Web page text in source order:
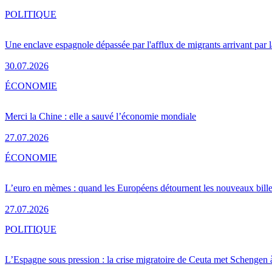
Une enclave espagnole dépassée par l'afflux de migrants arrivant par
30.07.2026
POLITIQUE
Merci la Chine : elle a sauvé l’économie mondiale
27.07.2026
ÉCONOMIE
L’euro en mèmes : quand les Européens détournent les nouveaux
27.07.2026
ÉCONOMIE
L’Espagne sous pression : la crise migratoire de Ceuta met Schengen
POLITIQUE